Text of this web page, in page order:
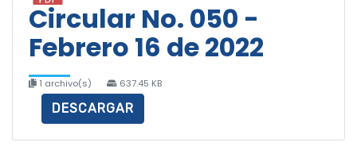
Circular No. 050 -
Febrero 16 de 2022
1 archivo(s) 637.45 KB
DESCARGAR